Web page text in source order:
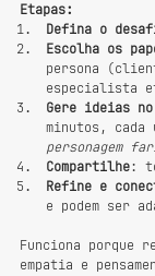
Etapas:
Defina o
Escolha os
persona
especialista
Gere ideias no
minutos, cada
personagem
Compartilhe:
Refine e
e podem ser
Funciona porque
empatia e